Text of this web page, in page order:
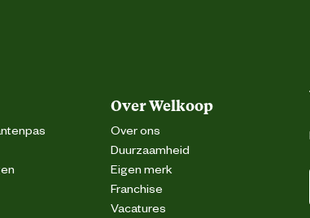
Over Welkoop
Over ons
Duurzaamheid
Eigen merk
Franchise
Vacatures